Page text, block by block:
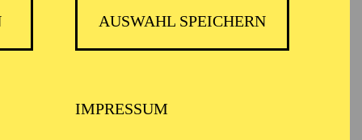
AUSWAHL SPEICHERN
IMPRESSUM